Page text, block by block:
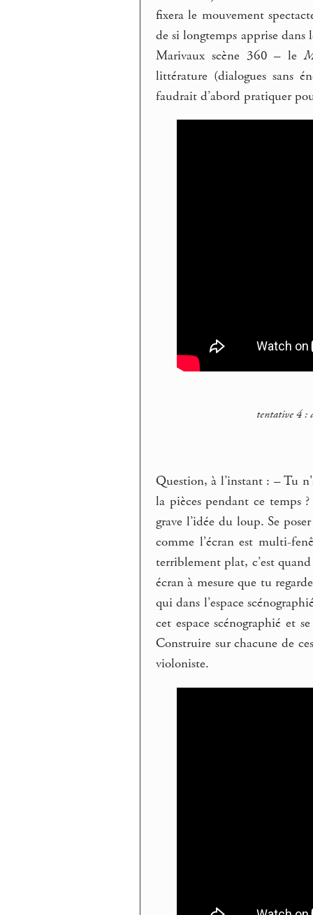
fixera le mouvement
de si longtemps apprise
Marivaux scène 360 – le
littérature (dialogues sans
faudrait d’abord pratiquer
tentative 4 :
Question, à l’instant : – Tu
la pièces pendant ce temps
grave l’idée du loup. Se
comme l’écran est multi-
terriblement plat, c’est
écran à mesure que tu
qui dans l’espace
cet espace scénographié et
Construire sur chacune de
violoniste.